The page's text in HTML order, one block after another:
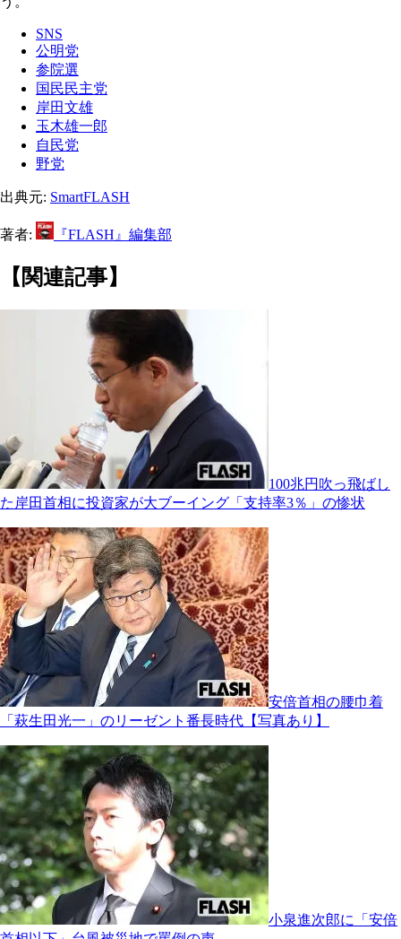
SNS
公明党
参院選
国民民主党
岸田文雄
玉木雄一郎
自民党
野党
出典元: SmartFLASH
著者: 『FLASH』編集部
【関連記事】
100兆円吹っ飛ばし
た岸田首相に投資家が大ブーイング「支持率3％」の惨状
安倍首相の腰巾着
「萩生田光一」のリーゼント番長時代【写真あり】
小泉進次郎に「安倍